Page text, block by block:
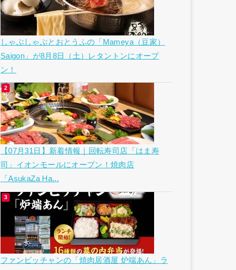
しゃぶしゃぶとおとうふの「Mameya（豆家）
Saigon」が8月8日（土）レタントンにオープ
ン！
【07月31日】新着情報｜回転寿司店「はま寿
司」イオンモールにオープン！焼肉店
「AsukaZa Ha...
ファンビッチャンの「焼肉居酒屋 炉端あん」ラ